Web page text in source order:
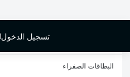
تسجيل الدخول
البطاقات الصفراء